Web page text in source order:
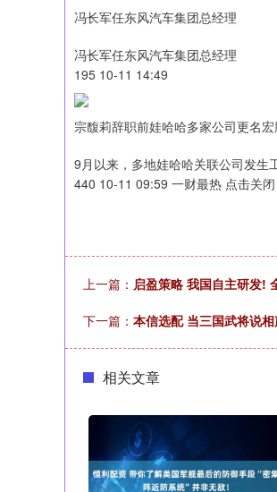
冯长军任东风汽车集团总经理
冯长军任东风汽车集团总经理
195 10-11 14:49
宗馥莉辞职前娃哈哈多家公司更名
9月以来，多地娃哈哈关联公司发生
440 10-11 09:59 一财最热 点击关闭
上一篇： 启盈策略 我国自主研发!
下一篇： 本信选配 当三国武将说
相关文章